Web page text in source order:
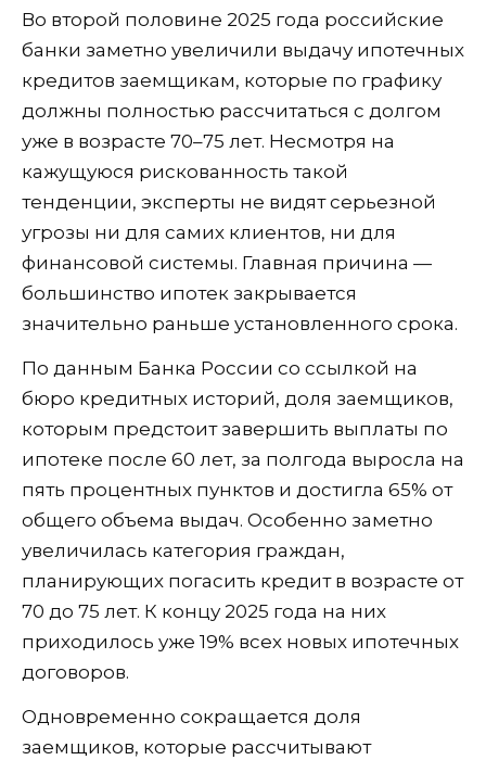
Во второй половине 2025 года российские
банки заметно увеличили выдачу ипотечных
кредитов заемщикам, которые по графику
должны полностью рассчитаться с долгом
уже в возрасте 70–75 лет. Несмотря на
кажущуюся рискованность такой
тенденции, эксперты не видят серьезной
угрозы ни для самих клиентов, ни для
финансовой системы. Главная причина —
большинство ипотек закрывается
значительно раньше установленного срока.
По данным Банка России со ссылкой на
бюро кредитных историй, доля заемщиков,
которым предстоит завершить выплаты по
ипотеке после 60 лет, за полгода выросла на
пять процентных пунктов и достигла 65% от
общего объема выдач. Особенно заметно
увеличилась категория граждан,
планирующих погасить кредит в возрасте от
70 до 75 лет. К концу 2025 года на них
приходилось уже 19% всех новых ипотечных
договоров.
Одновременно сокращается доля
заемщиков, которые рассчитывают